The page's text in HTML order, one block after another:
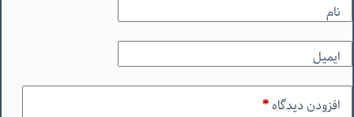
نام
ایمیل
افزودن دیدگاه*